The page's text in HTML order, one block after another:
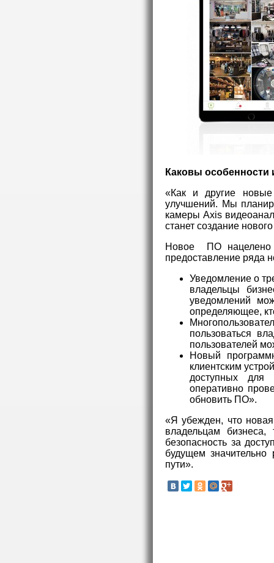
Каковы
«Как и другие
улучшений. Мы
камеры Axis
станет создание
Новое ПО нацелено
предоставление ряда
Уведомление о
владельцы
уведомлений
определяющее,
пользоваться
пользователей
Новый
клиентским
доступных для
оперативно
обновить ПО».
«Я убежден, что
владельцам
безопасность за
будущем значительно
пути».